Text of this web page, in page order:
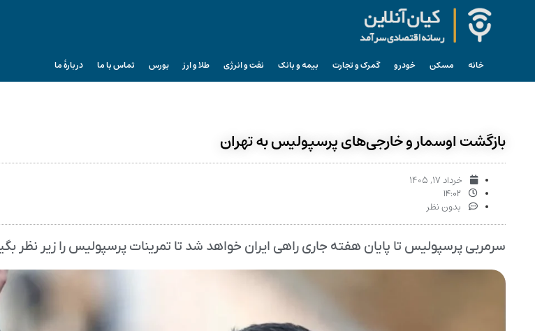
خانه مسکن خودرو گمرک و تجارت بیمه و بانک نفت و انرژی طلا و ارز بورس تماس با ما دربارۀ ما
بازگشت اوسمار و خارجی‌‎های پرسپولیس به تهران
خرداد ۱۷, ۱۴۰۵
۱۴:۰۲
بدون نظر
سرمربی پرسپولیس تا پایان هفته جاری راهی ایران خواهد شد تا تمرینات پرسپولیس را زیر نظر